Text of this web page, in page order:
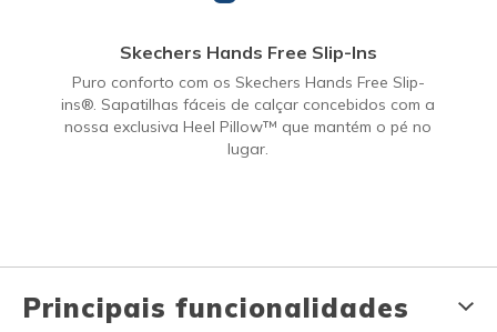
Skechers Hands Free Slip-Ins
Puro conforto com os Skechers Hands Free Slip-
ins®. Sapatilhas fáceis de calçar concebidos com a
nossa exclusiva Heel Pillow™ que mantém o pé no
lugar.
Principais funcionalidades